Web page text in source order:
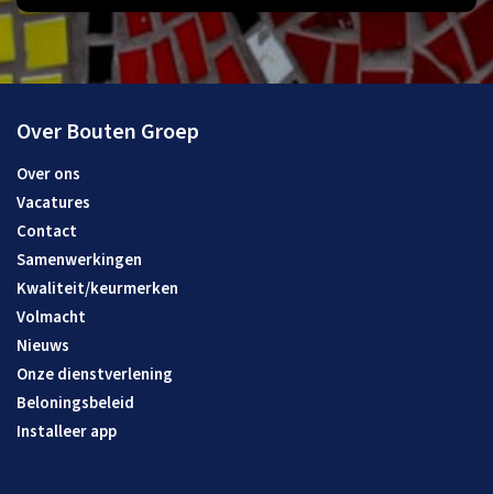
Over Bouten Groep
Over ons
Vacatures
Contact
Samenwerkingen
Kwaliteit/keurmerken
Volmacht
Nieuws
Onze dienstverlening
Beloningsbeleid
Installeer app